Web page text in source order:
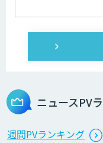
ニュースPV
週間PVランキング